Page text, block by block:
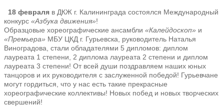
18 февраля в ДКЖ г. Калининграда состоялся Международный
конкурс «Азбука движения»!
Образцовые хореографические ансамбли «Калейдоскоп» и
«Премьера» МБУ ЦКД г. Гурьевска, руководитель Наталья
Виноградова, стали обладателями 5 дипломов: диплом
лауреата 1 степени, 2 диплома лауреата 2 степени и диплом
лауреата 3 степени! От всей души поздравляем наших юных
танцоров и их руководителя с заслуженной победой! Гурьевчане
могут гордиться, что у нас есть такие прекрасные
хореографические коллективы! Новых побед и новых творческих
свершений!